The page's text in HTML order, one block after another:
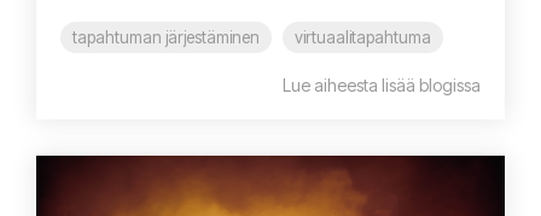
tapahtuman järjestäminen virtuaalitapahtuma
Lue aiheesta lisää blogissa